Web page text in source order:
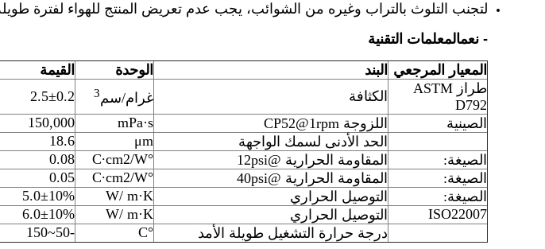
لتجنب التلوث بالتراب وغيره من الشوائب، يجب عدم تعريض المنتج للهواء لفترة
- نعمالمعلمات التقنية
المعيار المرجعي
البند الوحدة
القيمة
طراز ASTM
D792
الكثافة غرام/سم3
2.5±0.2
الصينية
اللزوجة CP52@1rpm mPa·s
150,000
الحد الأدنى لسمك الواجهة
μm
18.6
الصيغة:
المقاومة الحرارية @12psi °C∙cm2/W
0.08
الصيغة:
المقاومة الحرارية @40psi °C∙cm2/W
0.05
الصيغة:
التوصيل الحراري W/ m·K
5.0±10%
ISO22007
التوصيل الحراري W/ m·K
6.0±10%
درجة حرارة التشغيل طويلة الأمد
°C
-50~150